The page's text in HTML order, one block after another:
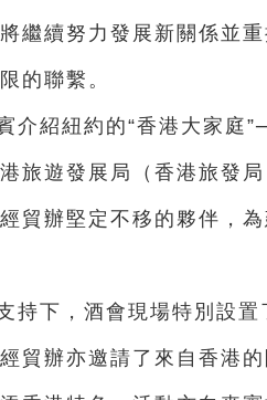
繼續努力發展新關係並
的聯繫。
介紹紐約的“香港大家庭
旅遊發展局（香港旅發
貿辦堅定不移的夥伴，
持下，酒會現場特別設
貿辦亦邀請了來自香港